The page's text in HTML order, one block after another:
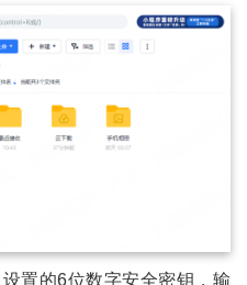
设置的6位数字安全密钥，输